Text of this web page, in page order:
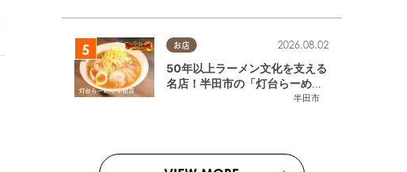
お店
半田市
2026.08.02
50年以上ラーメン文化を支える
名店！半田市の「灯台らーめん
半田店」へ【熱血ラーメン伝 8